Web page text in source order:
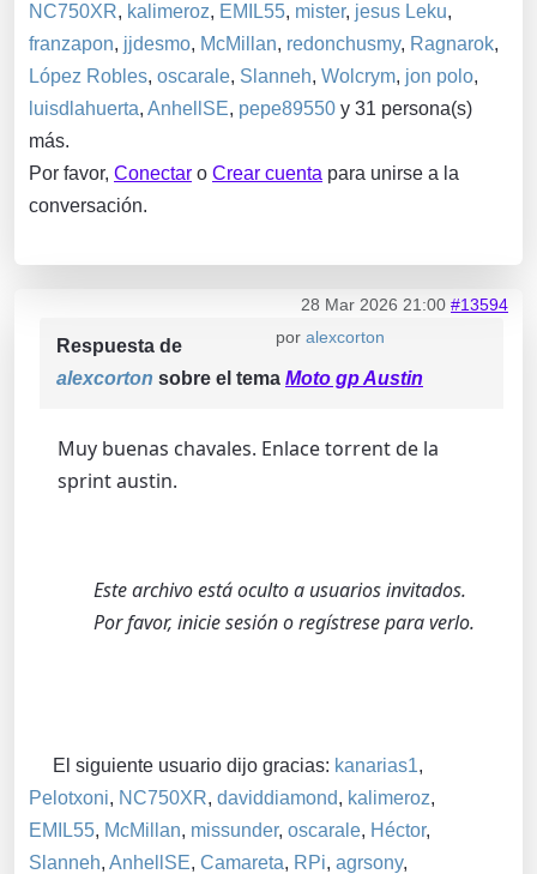
NC750XR, kalimeroz, EMIL55, mister, jesus Leku,
franzapon, jjdesmo, McMillan, redonchusmy, Ragnarok,
López Robles, oscarale, Slanneh, Wolcrym, jon polo,
luisdlahuerta, AnhellSE, pepe89550 y 31 persona(s)
más.
Por favor, Conectar o Crear cuenta para unirse a la
conversación.
28 Mar 2026 21:00 #13594
por alexcorton
Respuesta de
alexcorton sobre el tema Moto gp Austin
Muy buenas chavales. Enlace torrent de la
sprint austin.
Este archivo está oculto a usuarios invitados.
Por favor, inicie sesión o regístrese para verlo.
El siguiente usuario dijo gracias: kanarias1,
Pelotxoni, NC750XR, daviddiamond, kalimeroz,
EMIL55, McMillan, missunder, oscarale, Héctor,
Slanneh, AnhellSE, Camareta, RPi, agrsony,